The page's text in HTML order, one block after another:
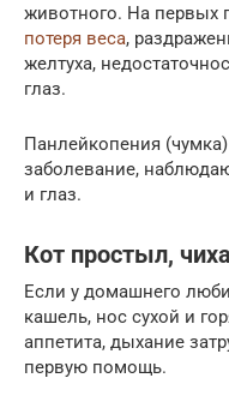
животного. На первых
потеря веса,
желтуха,
глаз.
Панлейкопения
заболевание,
и глаз.
Кот простыл,
Если у домашнего
кашель, нос сухой и
аппетита, дыхание
первую помощь.